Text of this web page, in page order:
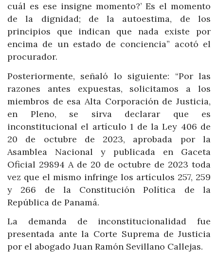
cuál es ese insigne momento?’ Es el momento
de la dignidad; de la autoestima, de los
principios que indican que nada existe por
encima de un estado de conciencia” acotó el
procurador.
Posteriormente, señaló lo siguiente: “Por las
razones antes expuestas, solicitamos a los
miembros de esa Alta Corporación de Justicia,
en Pleno, se sirva declarar que es
inconstitucional el artículo 1 de la Ley 406 de
20 de octubre de 2023, aprobada por la
Asamblea Nacional y publicada en Gaceta
Oficial 29894 A de 20 de octubre de 2023 toda
vez que el mismo infringe los artículos 257, 259
y 266 de la Constitución Política de la
República de Panamá.
La demanda de inconstitucionalidad fue
presentada ante la Corte Suprema de Justicia
por el abogado Juan Ramón Sevillano Callejas.